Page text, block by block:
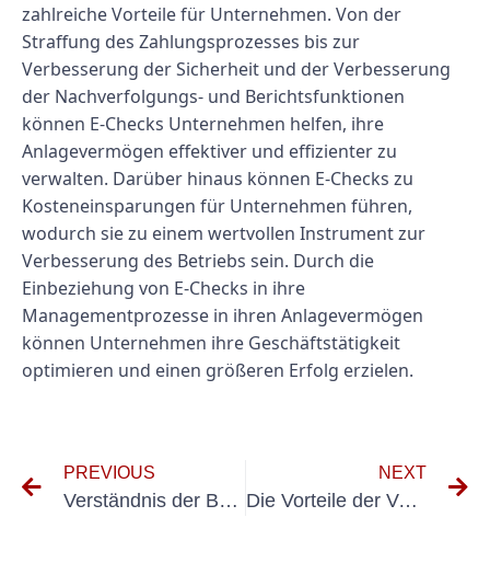
zahlreiche Vorteile für Unternehmen. Von der
Straffung des Zahlungsprozesses bis zur
Verbesserung der Sicherheit und der Verbesserung
der Nachverfolgungs- und Berichtsfunktionen
können E-Checks Unternehmen helfen, ihre
Anlagevermögen effektiver und effizienter zu
verwalten. Darüber hinaus können E-Checks zu
Kosteneinsparungen für Unternehmen führen,
wodurch sie zu einem wertvollen Instrument zur
Verbesserung des Betriebs sein. Durch die
Einbeziehung von E-Checks in ihre
Managementprozesse in ihren Anlagevermögen
können Unternehmen ihre Geschäftstätigkeit
optimieren und einen größeren Erfolg erzielen.
PREVIOUS
Verständnis der Bedeutung von E Überprüfen
NEXT
Die Vorteile der Verwendung von E-Check für ortSteile Geräte